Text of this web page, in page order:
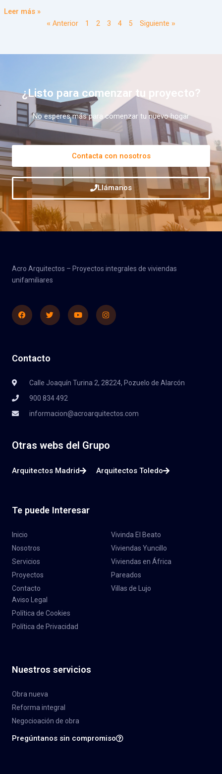
Leer más »
« Anterior
1 2 3 4 5 Siguiente »
¿Listo para comenzar tu proyecto?
No esperes más para comenzar tu nuevo hogar
Contacta con nosotros
Llámanos
Acro Arquitectos – Proyectos integrales de viviendas
unifamiliares
FacebookTwitter YoutubeInstagram
Contacto
Calle Joaquín Turina 2, 28224, Pozuelo de Alarcón
900 834 492
informacion@acroarquitectos.com
Otras webs del Grupo
Arquitectos Madrid Arquitectos Toledo
Te puede Interesar
Inicio
Nosotros
Servicios
Proyectos
Contacto
Vivinda El Beato
Viviendas Yuncillo
Viviendas en África
Pareados
Villas de Lujo
Aviso Legal
Política de Cookies
Política de Privacidad
Nuestros servicios
Obra nueva
Reforma integral
Negocioación de obra
Pregúntanos sin compromiso